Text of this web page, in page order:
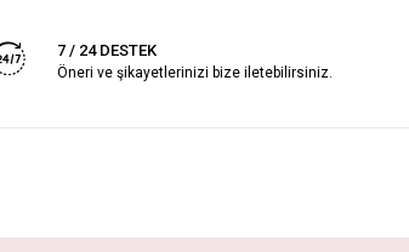
7 / 24 DESTEK
Öneri ve şikayetlerinizi bize iletebilirsiniz.